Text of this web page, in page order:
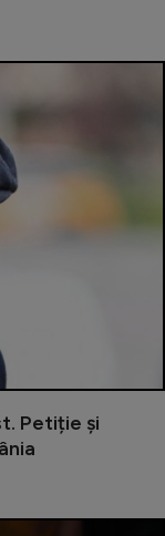
Petiție și